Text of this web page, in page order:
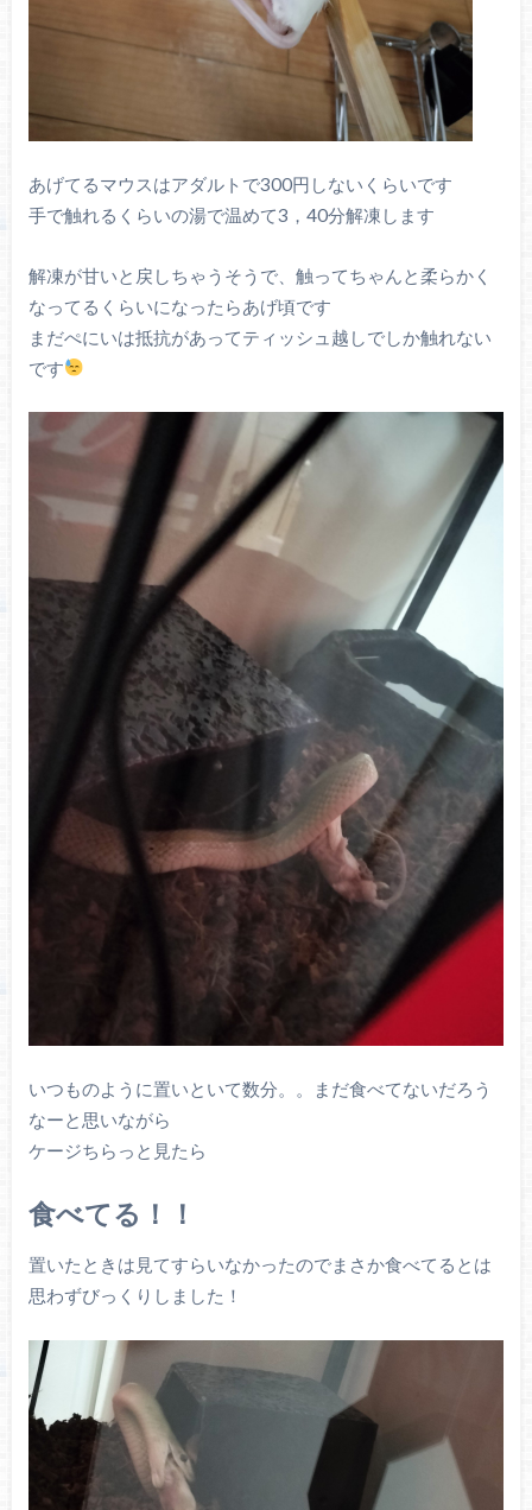
あげてるマウスはアダルトで300円しないくらいです
手で触れるくらいの湯で温めて3，40分解凍します
解凍が甘いと戻しちゃうそうで、触ってちゃんと柔らかく
なってるくらいになったらあげ頃です
まだぺにいは抵抗があってティッシュ越しでしか触れない
です
いつものように置いといて数分。。まだ食べてないだろう
なーと思いながら
ケージちらっと見たら
食べてる！！
置いたときは見てすらいなかったのでまさか食べてるとは
思わずびっくりしました！